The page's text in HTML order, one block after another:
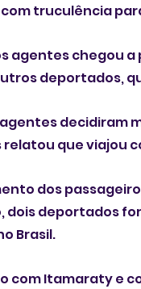
truculência
agentes chegou
deportados,
decidiram
que viajou
dos
dois deportados
Brasil.
Itamaraty e